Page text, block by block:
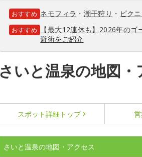
おすすめ ネモフィラ ・ 潮干狩り ・ ピク
おすすめ
【最大12連休も】2026年の
避術をご紹介
さいと温泉の地図・
スポット詳細 トップ
さいと温泉の地図・アクセス